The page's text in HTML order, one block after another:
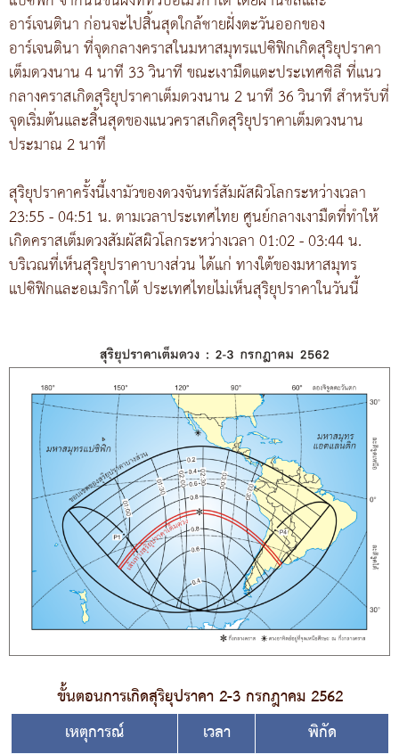
อาร์เจนตินา ก่อนจะไปสิ้นสุดใกล้ชายฝั่งตะวันออกของ
อาร์เจนตินา ที่จุดกลางคราสในมหาสมุทรแปซิฟิกเกิดสุริยุปราคา
เต็มดวงนาน 4 นาที 33 วินาที ขณะเงามืดแตะประเทศชิลี ที่แนว
กลางคราสเกิดสุริยุปราคาเต็มดวงนาน 2 นาที 36 วินาที สำหรับที่
จุดเริ่มต้นและสิ้นสุดของแนวคราสเกิดสุริยุปราคาเต็มดวงนาน
ประมาณ 2 นาที
สุริยุปราคาครั้งนี้เงามัวของดวงจันทร์สัมผัสผิวโลกระหว่างเวลา
23:55 - 04:51 น. ตามเวลาประเทศไทย ศูนย์กลางเงามืดที่ทำให้
เกิดคราสเต็มดวงสัมผัสผิวโลกระหว่างเวลา 01:02 - 03:44 น.
บริเวณที่เห็นสุริยุปราคาบางส่วน ได้แก่ ทางใต้ของมหาสมุทร
แปซิฟิกและอเมริกาใต้ ประเทศไทยไม่เห็นสุริยุปราคาในวันนี้
ขั้นตอนการเกิดสุริยุปราคา 2-3 กรกฎาคม 2562
เหตุการณ์
เวลา
พิกัด